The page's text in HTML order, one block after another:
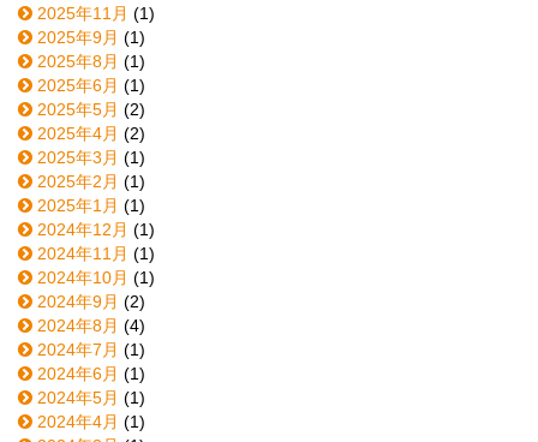
2025年11月 (1)
2025年9月 (1)
2025年8月 (1)
2025年6月 (1)
2025年5月 (2)
2025年4月 (2)
2025年3月 (1)
2025年2月 (1)
2025年1月 (1)
2024年12月 (1)
2024年11月 (1)
2024年10月 (1)
2024年9月 (2)
2024年8月 (4)
2024年7月 (1)
2024年6月 (1)
2024年5月 (1)
2024年4月 (1)